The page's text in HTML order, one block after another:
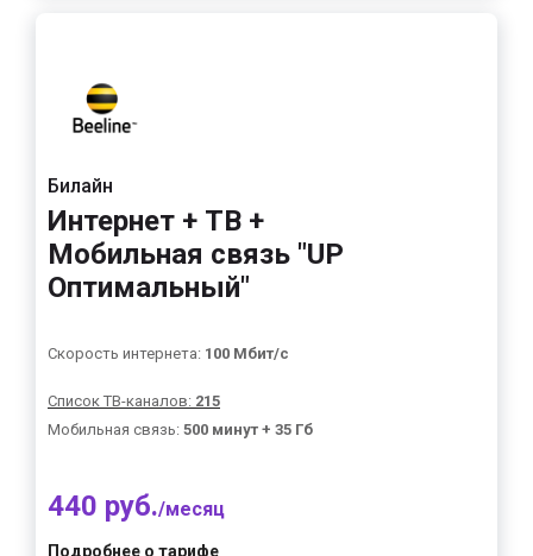
Билайн
Интернет + ТВ +
Мобильная связь "UP
Оптимальный"
Скорость интернета: 100 Мбит/с
Список ТВ-каналов: 215
Мобильная связь: 500 минут + 35 Гб
440 руб./месяц
Подробнее о тарифе